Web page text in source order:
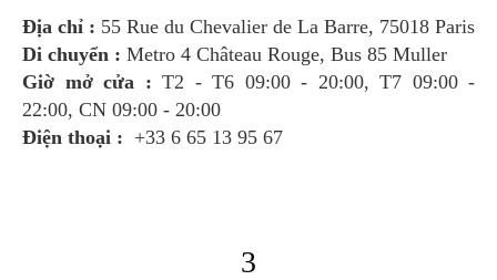
Địa chỉ : 55 Rue du Chevalier de La Barre, 75018 Paris
Di chuyển : Metro 4 Château Rouge, Bus 85 Muller
Giờ mở cửa : T2 - T6 09:00 - 20:00, T7 09:00 -
22:00, CN 09:00 - 20:00
Điện thoại : +33 6 65 13 95 67
3